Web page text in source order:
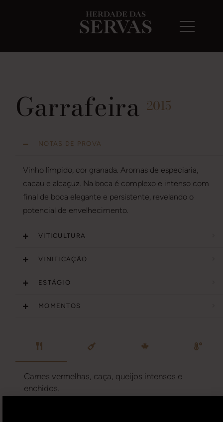
Garrafeira 2015
NOTAS DE PROVA
Vinho límpido, cor granada. Aromas de especiaria,
cacau e alcaçuz. Na boca é complexo e intenso com
final de boca elegante e persistente, revelando o
potencial de envelhecimento.
VITICULTURA
VINIFICAÇÃO
ESTÁGIO
MOMENTOS
Carnes vermelhas, caça, queijos intensos e
enchidos.